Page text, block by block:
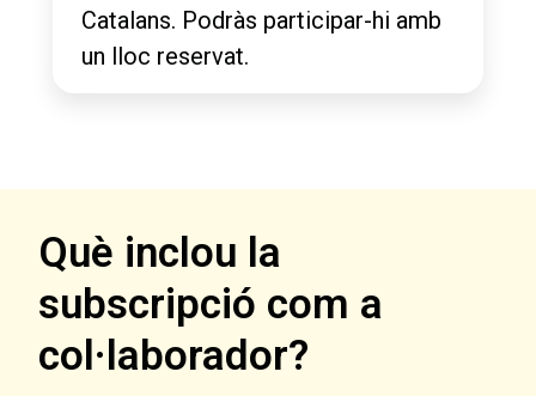
Catalans. Podràs participar-hi amb
un lloc reservat.
Què inclou la
subscripció com a
col·laborador?